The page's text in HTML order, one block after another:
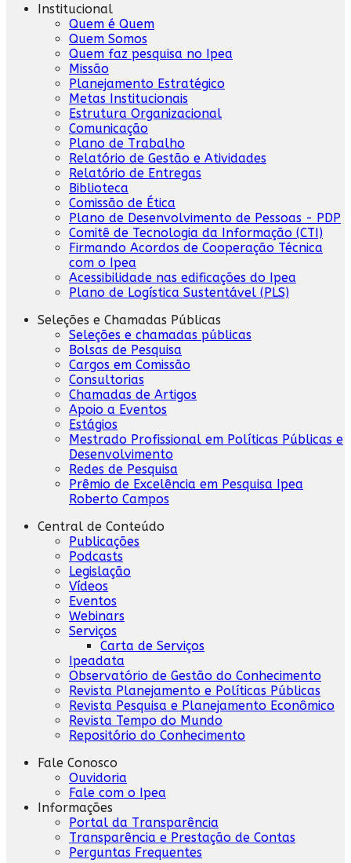
Institucional
Quem é Quem
Quem Somos
Quem faz pesquisa no Ipea
Missão
Planejamento Estratégico
Metas Institucionais
Estrutura Organizacional
Comunicação
Plano de Trabalho
Relatório de Gestão e Atividades
Relatório de Entregas
Biblioteca
Comissão de Ética
Plano de Desenvolvimento de Pessoas - PDP
Comitê de Tecnologia da Informação (CTI)
Firmando Acordos de Cooperação Técnica
com o Ipea
Acessibilidade nas edificações do Ipea
Plano de Logística Sustentável (PLS)
Seleções e Chamadas Públicas
Seleções e chamadas públicas
Bolsas de Pesquisa
Cargos em Comissão
Consultorias
Chamadas de Artigos
Apoio a Eventos
Estágios
Mestrado Profissional em Políticas Públicas e
Desenvolvimento
Redes de Pesquisa
Prêmio de Excelência em Pesquisa Ipea
Roberto Campos
Central de Conteúdo
Publicações
Podcasts
Legislação
Vídeos
Eventos
Webinars
Serviços
Carta de Serviços
Ipeadata
Observatório de Gestão do Conhecimento
Revista Planejamento e Políticas Públicas
Revista Pesquisa e Planejamento Econômico
Revista Tempo do Mundo
Repositório do Conhecimento
Fale Conosco
Ouvidoria
Fale com o Ipea
Informações
Portal da Transparência
Transparência e Prestação de Contas
Perguntas Frequentes